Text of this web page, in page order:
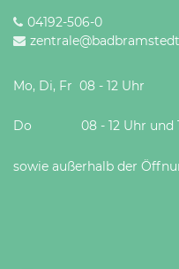
04192-506-0
Mo, Di, Fr 08 - 12 Uhr
Do 08 - 12 Uhr und
sowie außerhalb der